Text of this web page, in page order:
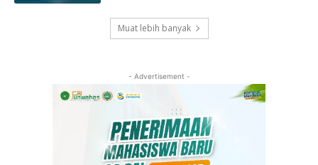
Muat lebih banyak
- Advertisement -